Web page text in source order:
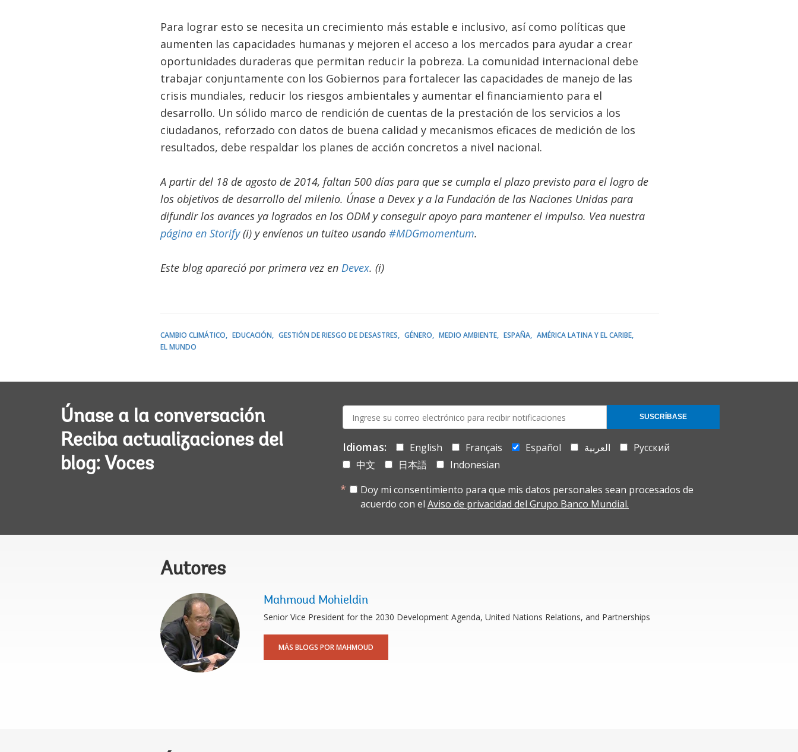
Para lograr esto se necesita un crecimiento más estable e inclusivo, así como políticas que
aumenten las capacidades humanas y mejoren el acceso a los mercados para ayudar a crear
oportunidades duraderas que permitan reducir la pobreza. La comunidad internacional debe
trabajar conjuntamente con los Gobiernos para fortalecer las capacidades de manejo de las
crisis mundiales, reducir los riesgos ambientales y aumentar el financiamiento para el
desarrollo. Un sólido marco de rendición de cuentas de la prestación de los servicios a los
ciudadanos, reforzado con datos de buena calidad y mecanismos eficaces de medición de los
resultados, debe respaldar los planes de acción concretos a nivel nacional.
A partir del 18 de agosto de 2014, faltan 500 días para que se cumpla el plazo previsto para el logro de
los objetivos de desarrollo del milenio. Únase a Devex y a la Fundación de las Naciones Unidas para
difundir los avances ya logrados en los ODM y conseguir apoyo para mantener el impulso. Vea nuestra
página en Storify(i) y envíenos un tuiteo usando #MDGmomentum.
Este blog apareció por primera vez en Devex​. (i)
CAMBIO CLIMÁTICO EDUCACIÓN GESTIÓN DE RIESGO DE DESASTRES GÉNERO MEDIO AMBIENTE ESPAÑA
AMÉRICA LATINA Y EL CARIBE
EL MUNDO
Únase a la conversación
Reciba actualizaciones del
blog: Voces
mail:
Idiomas: English Français Español العربية
Русский
中文
日本語
Indonesian
Doy mi consentimiento para que mis datos personales sean procesados de
acuerdo con el Aviso de privacidad del Grupo Banco Mundial.
SUSCRÍBASE
Autores
Mahmoud Mohieldin
Senior Vice President for the 2030 Development Agenda, United Nations Relations, and Partnerships
MÁS BLOGS POR MAHMOUD